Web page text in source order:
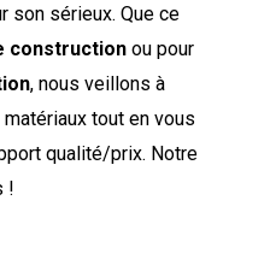
son sérieux. Que ce
construction ou pour
, nous veillons à
tout en vous
qualité/prix. Notre
!